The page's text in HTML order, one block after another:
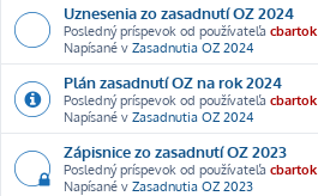
Uznesenia zo zasadnutí OZ 2024
Posledný príspevok od používateľa cbartok
Napísané v Zasadnutia OZ 2024
Plán zasadnutí OZ na rok 2024
Posledný príspevok od používateľa cbartok
Napísané v Zasadnutia OZ 2024
Zápisnice zo zasadnutí OZ 2023
Posledný príspevok od používateľa cbartok
Napísané v Zasadnutia OZ 2023